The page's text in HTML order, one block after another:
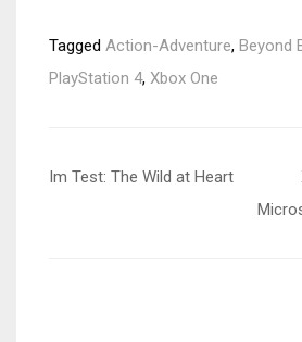
Tagged Action-Adventure, Beyond
PlayStation 4, Xbox One
Im Test: The Wild at Heart